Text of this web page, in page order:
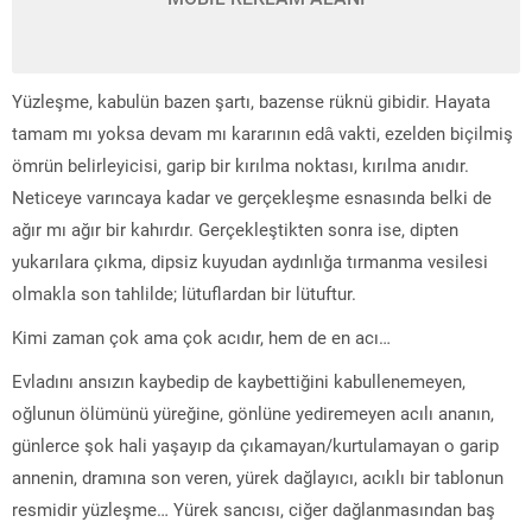
Yüzleşme, kabulün bazen şartı, bazense rüknü gibidir. Hayata
tamam mı yoksa devam mı kararının edâ vakti, ezelden biçilmiş
ömrün belirleyicisi, garip bir kırılma noktası, kırılma anıdır.
Neticeye varıncaya kadar ve gerçekleşme esnasında belki de
ağır mı ağır bir kahırdır. Gerçekleştikten sonra ise, dipten
yukarılara çıkma, dipsiz kuyudan aydınlığa tırmanma vesilesi
olmakla son tahlilde; lütuflardan bir lütuftur.
Kimi zaman çok ama çok acıdır, hem de en acı…
Evladını ansızın kaybedip de kaybettiğini kabullenemeyen,
oğlunun ölümünü yüreğine, gönlüne yediremeyen acılı ananın,
günlerce şok hali yaşayıp da çıkamayan/kurtulamayan o garip
annenin, dramına son veren, yürek dağlayıcı, acıklı bir tablonun
resmidir yüzleşme… Yürek sancısı, ciğer dağlanmasından baş